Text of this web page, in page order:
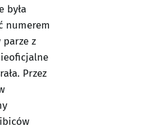
była
numerem
parze z
Przez